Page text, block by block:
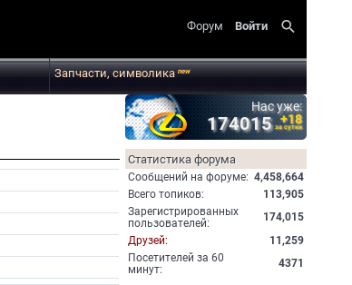
Форум Войти search
Запчасти, символикаnew
Нас уже:
174015 +18
за сутки
Статистика форума
Cообщений на форуме: 4,458,664
Всего топиков:
113,905
Зарегистрированных
пользователей:
174,015
Друзей:
11,259
Посетителей за 60
минут:
4371